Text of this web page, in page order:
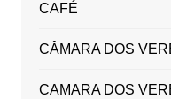
CAFÉ
CÂMARA DOS
CAMARA DOS